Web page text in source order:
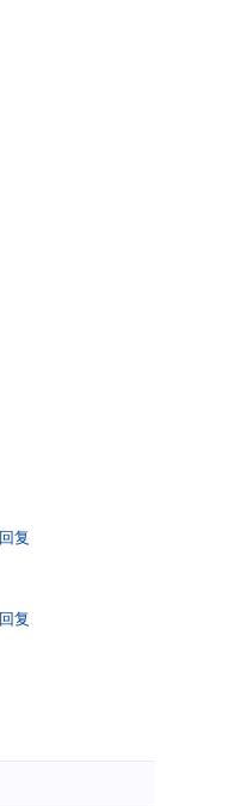
回复
回复